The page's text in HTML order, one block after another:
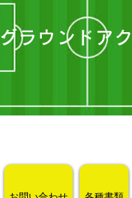
グラウンドア